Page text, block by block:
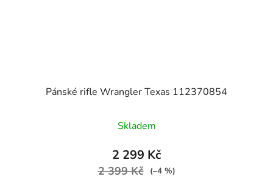
Pánské rifle Wrangler Texas 112370854
Skladem
2 299 Kč
2 399 Kč (–4 %)